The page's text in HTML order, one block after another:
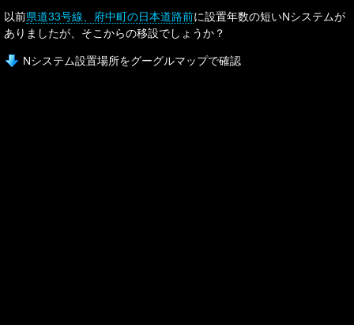
以前県道33号線、府中町の日本道路前に設置年数の短いNシステムが
ありましたが、そこからの移設でしょうか？
Nシステム設置場所をグーグルマップで確認